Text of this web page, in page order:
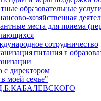
образовательные услуги
хозяйственная
места для приема
сотрудничество
питания в
с директором
моей семье"